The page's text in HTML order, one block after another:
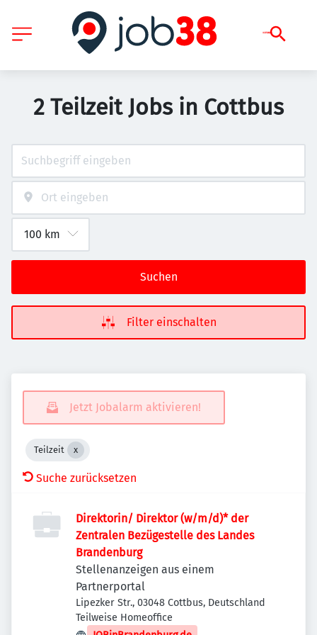
2 Teilzeit Jobs in Cottbus
Suchen
Filter einschalten
Jetzt Jobalarm aktivieren!
Teilzeit
Suche zurücksetzen
Direktorin/ Direktor (w/m/d)* der
Zentralen Bezügestelle des Landes
Brandenburg
Stellenanzeigen aus einem
Partnerportal
Lipezker Str., 03048 Cottbus, Deutschland
Teilweise Homeoffice